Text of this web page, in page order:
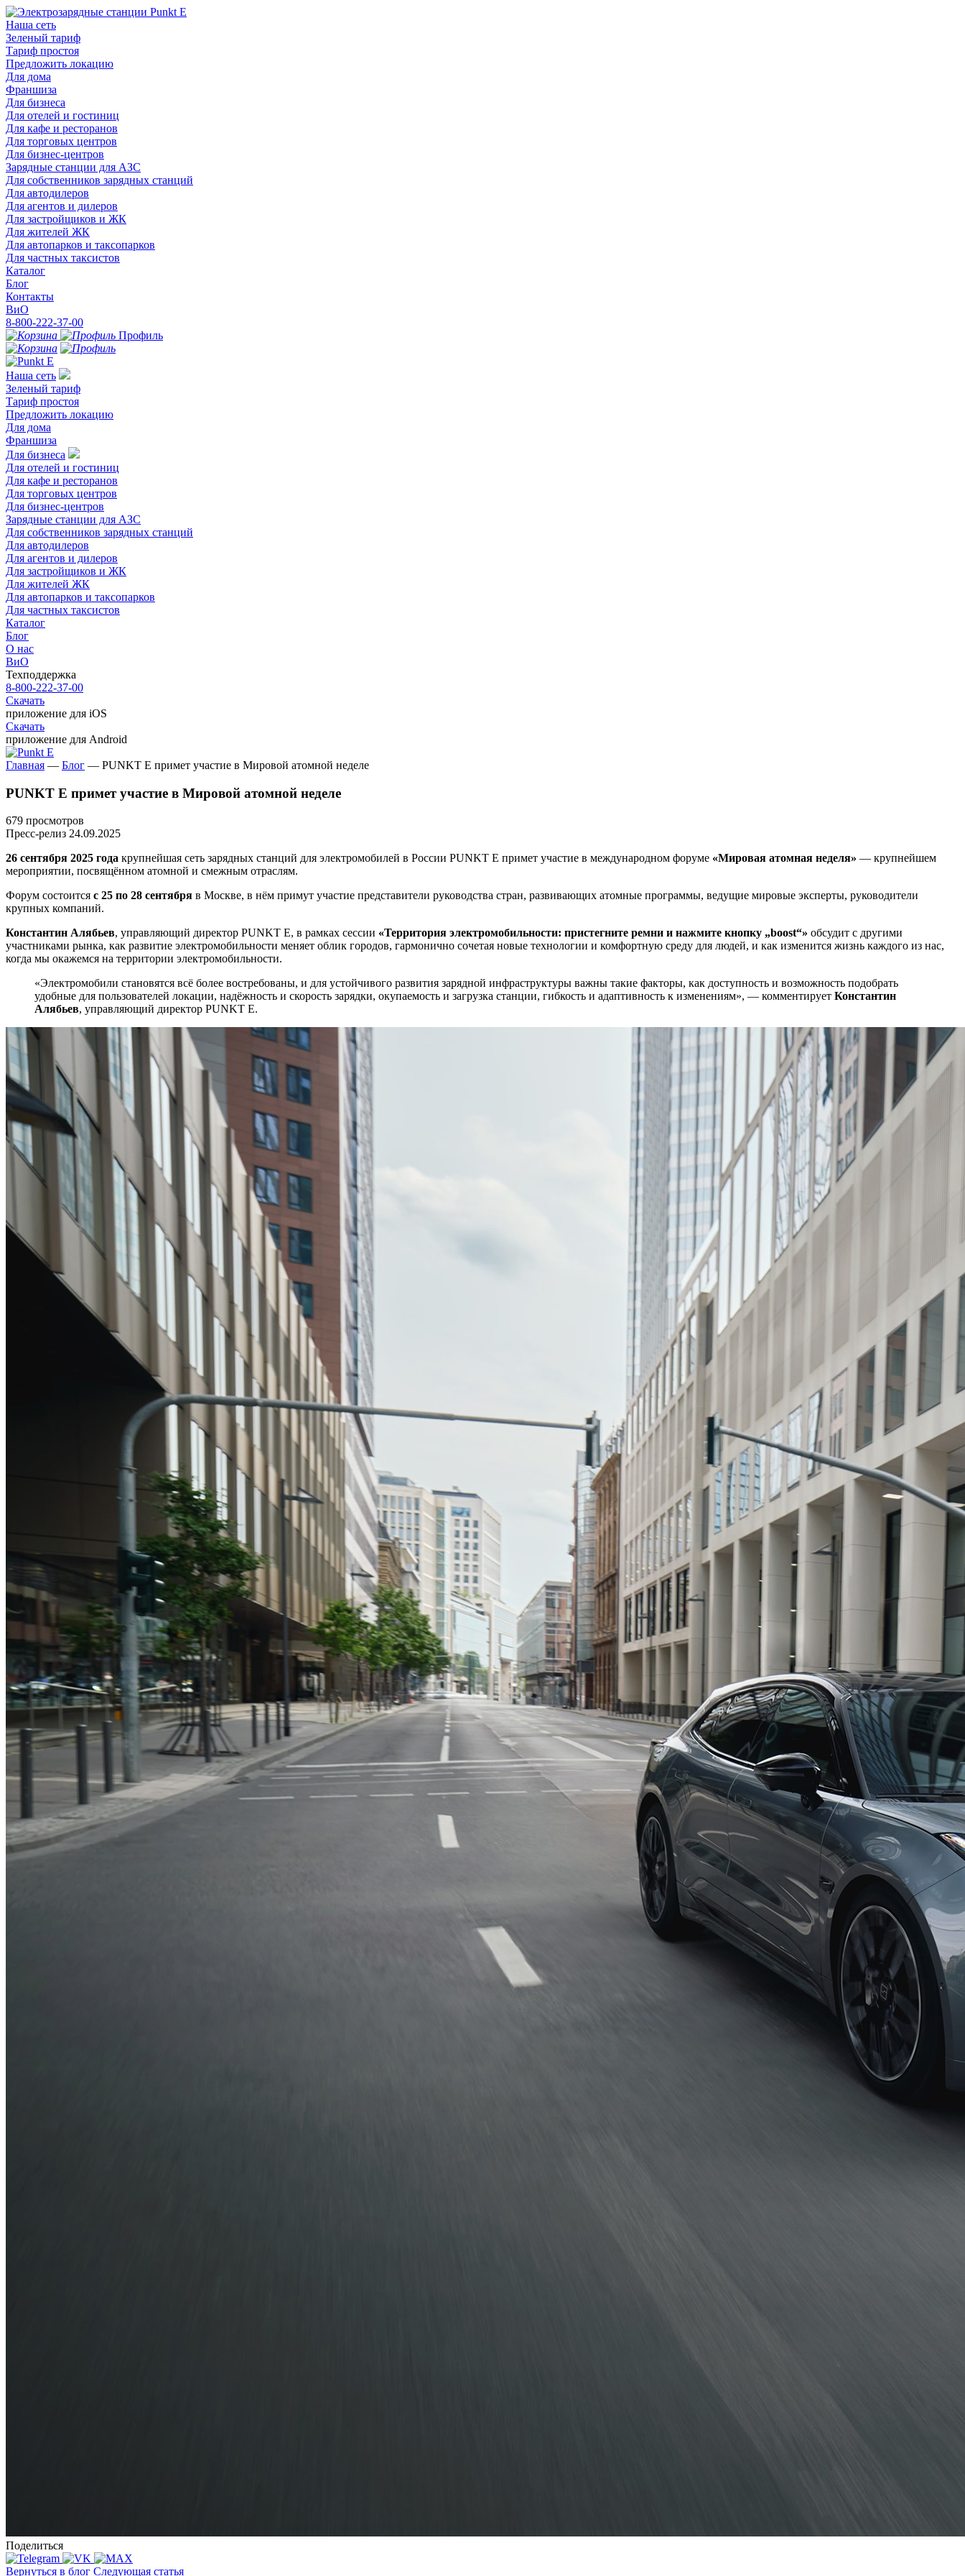
Наша сеть
Зеленый тариф
Тариф простоя
Предложить локацию
Для дома
Франшиза
Для бизнеса
Для отелей и гостиниц
Для кафе и ресторанов
Для торговых центров
Для бизнес-центров
Зарядные станции для АЗС
Для собственников зарядных станций
Для автодилеров
Для агентов и дилеров
Для застройщиков и ЖК
Для жителей ЖК
Для автопарков и таксопарков
Для частных таксистов
Каталог
Блог
Контакты
ВиО
8-800-222-37-00
Профиль
Наша сеть
Зеленый тариф
Тариф простоя
Предложить локацию
Для дома
Франшиза
Для бизнеса
Для отелей и гостиниц
Для кафе и ресторанов
Для торговых центров
Для бизнес-центров
Зарядные станции для АЗС
Для собственников зарядных станций
Для автодилеров
Для агентов и дилеров
Для застройщиков и ЖК
Для жителей ЖК
Для автопарков и таксопарков
Для частных таксистов
Каталог
Блог
О нас
ВиО
Техподдержка
8-800-222-37-00
Скачать
приложение для iOS
Скачать
приложение для Android
Главная — Блог — PUNKT E примет участие в Мировой атомной неделе
PUNKT E примет участие в Мировой атомной неделе
679 просмотров
Пресс-релиз 24.09.2025
26 сентября 2025 года крупнейшая сеть зарядных станций для электромобилей в России PUNKT E примет участие в международном форуме «Мировая атомная неделя» — крупнейшем
мероприятии, посвящённом атомной и смежным отраслям.
Форум состоится с 25 по 28 сентября в Москве, в нём примут участие представители руководства стран, развивающих атомные программы, ведущие мировые эксперты, руководители
крупных компаний.
Константин Алябьев, управляющий директор PUNKT E, в рамках сессии «Территория электромобильности: пристегните ремни и нажмите кнопку „boost“» обсудит с другими
участниками рынка, как развитие электромобильности меняет облик городов, гармонично сочетая новые технологии и комфортную среду для людей, и как изменится жизнь каждого из нас,
когда мы окажемся на территории электромобильности.
«Электромобили становятся всё более востребованы, и для устойчивого развития зарядной инфраструктуры важны такие факторы, как доступность и возможность подобрать
удобные для пользователей локации, надёжность и скорость зарядки, окупаемость и загрузка станции, гибкость и адаптивность к изменениям», — комментирует Константин
Алябьев, управляющий директор PUNKT E.
Поделиться
Вернуться в блог Следующая статья